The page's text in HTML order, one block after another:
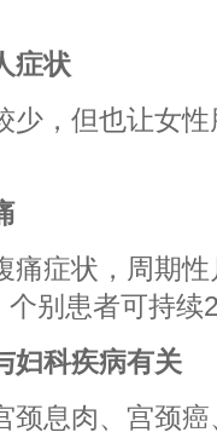
症状
少，但也让女
痛症状，周期
别患者可持续
妇科疾病有关
颈息肉、宫颈